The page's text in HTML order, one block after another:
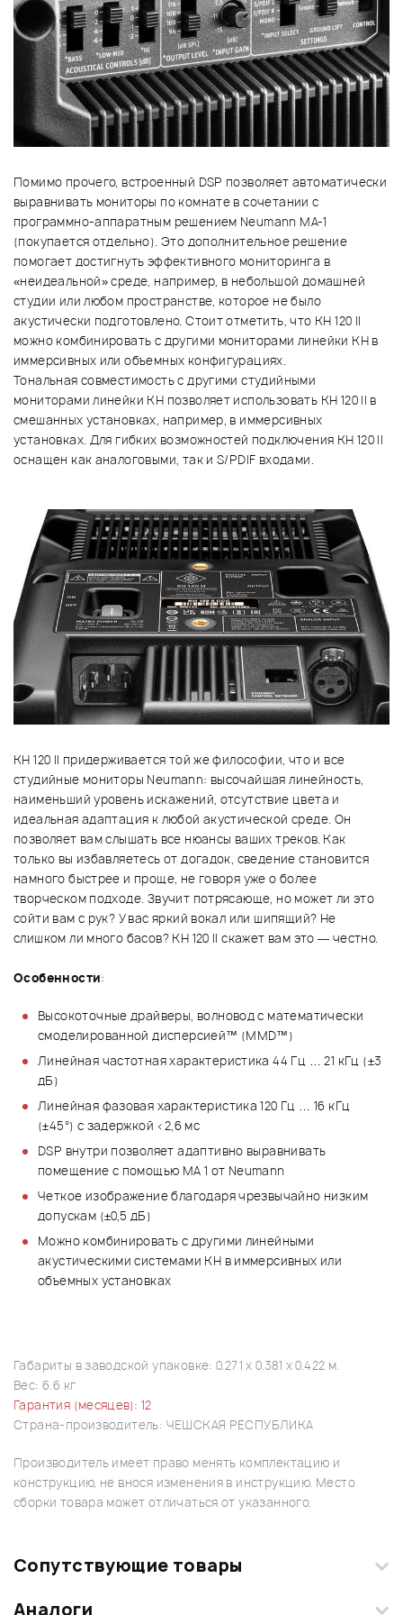
Помимо прочего, встроенный DSP позволяет автоматически
выравнивать мониторы по комнате в сочетании с
программно-аппаратным решением Neumann MA-1
(покупается отдельно). Это дополнительное решение
помогает достигнуть эффективного мониторинга в
«неидеальной» среде, например, в небольшой домашней
студии или любом пространстве, которое не было
акустически подготовлено. Стоит отметить, что KH 120 II
можно комбинировать с другими мониторами линейки KH в
иммерсивных или объемных конфигурациях.
Тональная совместимость с другими студийными
мониторами линейки KH позволяет использовать KH 120 II в
смешанных установках, например, в иммерсивных
установках. Для гибких возможностей подключения KH 120 II
оснащен как аналоговыми, так и S/PDIF входами.
KH 120 II придерживается той же философии, что и все
студийные мониторы Neumann: высочайшая линейность,
наименьший уровень искажений, отсутствие цвета и
идеальная адаптация к любой акустической среде. Он
позволяет вам слышать все нюансы ваших треков. Как
только вы избавляетесь от догадок, сведение становится
намного быстрее и проще, не говоря уже о более
творческом подходе. Звучит потрясающе, но может ли это
сойти вам с рук? У вас яркий вокал или шипящий? Не
слишком ли много басов? KH 120 II скажет вам это — честно.
Особенности:
Высокоточные драйверы, волновод с математически
смоделированной дисперсией™ (MMD™)
Линейная частотная характеристика 44 Гц … 21 кГц (±3
дБ)
Линейная фазовая характеристика 120 Гц … 16 кГц
(±45°) с задержкой <2,6 мс
DSP внутри позволяет адаптивно выравнивать
помещение с помощью MA 1 от Neumann
Четкое изображение благодаря чрезвычайно низким
допускам (±0,5 дБ)
Можно комбинировать с другими линейными
акустическими системами KH в иммерсивных или
объемных установках
Габариты в заводской упаковке: 0.271 x 0.381 x 0.422 м.
Вес: 6.6 кг
Гарантия (месяцев): 12
Страна-производитель: ЧЕШСКАЯ РЕСПУБЛИКА
Производитель имеет право менять комплектацию и
конструкцию, не внося изменения в инструкцию. Место
сборки товара может отличаться от указанного.
Сопутствующие товары
Аналоги